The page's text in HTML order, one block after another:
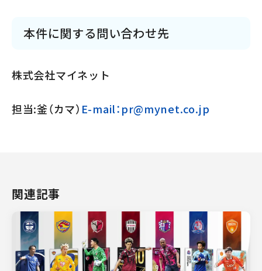
本件に関する問い合わせ先
株式会社マイネット
担当:釜（カマ） E-mail：pr@mynet.co.jp
関連記事